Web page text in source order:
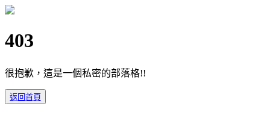
403
很抱歉，這是一個私密的部落格!!
返回首頁